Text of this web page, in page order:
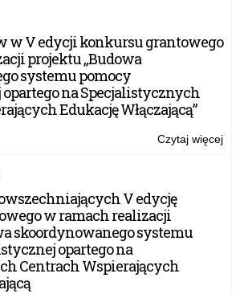
w V edycji konkursu grantowego
projektu „Budowa
systemu pomocy
na Specjalistycznych
Edukację Włączającą”
Czytaj więcej
V edycję
w ramach realizacji
skoordynowanego systemu
opartego na
Centrach Wspierających